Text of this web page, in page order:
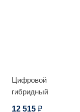
Цифровой
гибридный
12 515 ₽